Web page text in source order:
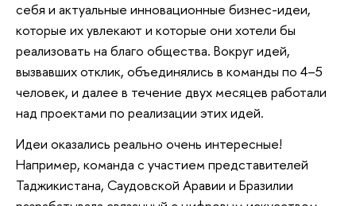
себя и актуальные инновационные бизнес-идеи,
которые их увлекают и которые они хотели бы
реализовать на благо общества. Вокруг идей,
вызвавших отклик, объединялись в команды по 4–5
человек, и далее в течение двух месяцев работали
над проектами по реализации этих идей.
Идеи оказались реально очень интересные!
Например, команда с участием представителей
Таджикистана, Саудовской Аравии и Бразилии